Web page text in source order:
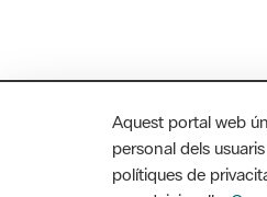
Aquest portal web
personal dels
polítiques de